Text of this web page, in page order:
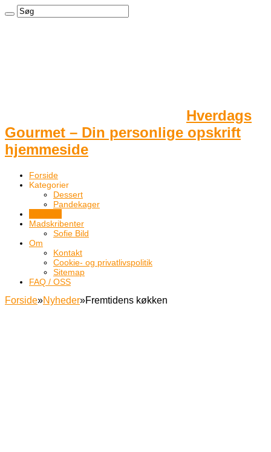
Hverdags
Gourmet – Din personlige opskrift
hjemmeside
Forside
Kategorier
Dessert
Pandekager
Madskribenter
Sofie Bild
Om
Kontakt
Cookie- og privatlivspolitik
Sitemap
FAQ / OSS
Forside»Nyheder»Fremtidens køkken